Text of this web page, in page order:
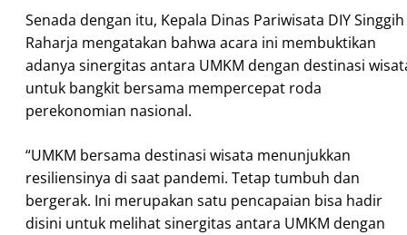
Senada dengan itu, Kepala Dinas Pariwisata DIY Singgih
Raharja mengatakan bahwa acara ini membuktikan
adanya sinergitas antara UMKM dengan destinasi
untuk bangkit bersama mempercepat roda
perekonomian nasional.
“UMKM bersama destinasi wisata menunjukkan
resiliensinya di saat pandemi. Tetap tumbuh dan
bergerak. Ini merupakan satu pencapaian bisa hadir
disini untuk melihat sinergitas antara UMKM dengan